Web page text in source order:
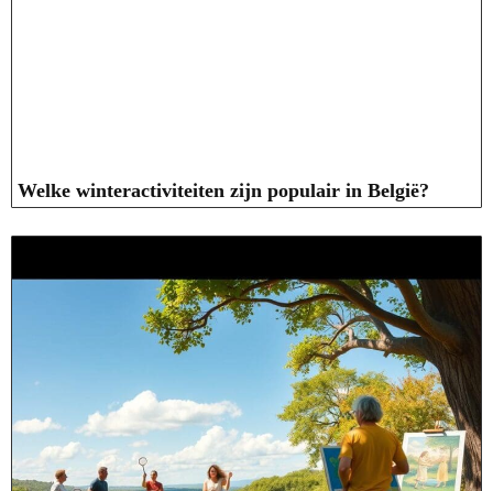
Welke winteractiviteiten zijn populair in België?